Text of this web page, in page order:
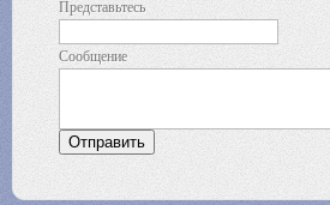
Представьтесь
Сообщение